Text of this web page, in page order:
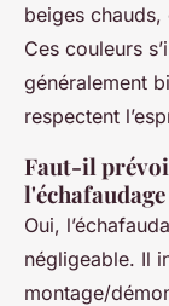
beiges
Ces couleurs
généralement
respectent
Faut-il
l'échafaudage
Oui,
négligeable. Il
montage/